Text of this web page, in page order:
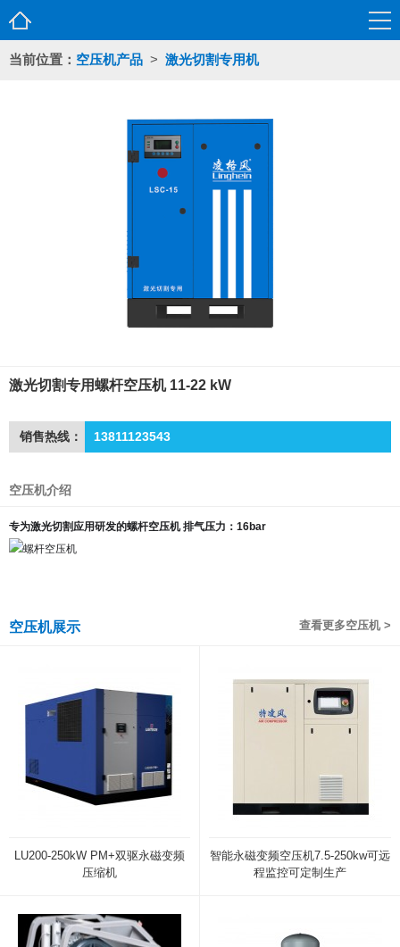
当前位置： 空压机产品 > 激光切割专用机
激光切割专用螺杆空压机 11-22 kW
销售热线： 13811123543
空压机介绍
专为激光切割应用研发的螺杆空压机 排气压力：16bar
查看更多空压机 >
空压机展示
LU200-250kW PM+双驱永磁变频
压缩机
智能永磁变频空压机7.5-250kw可远
程监控可定制生产